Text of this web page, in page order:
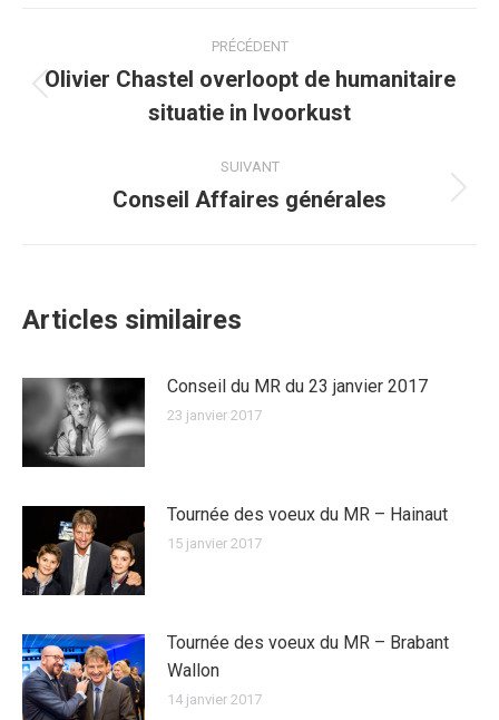
article
PRÉCÉDENT
Article
précédent
Olivier Chastel overloopt de humanitaire
situatie in Ivoorkust
SUIVANT
Article
Conseil Affaires générales
Articles similaires
Conseil du MR du 23 janvier 2017
23 janvier 2017
Tournée des voeux du MR – Hainaut
15 janvier 2017
Tournée des voeux du MR – Brabant
Wallon
14 janvier 2017